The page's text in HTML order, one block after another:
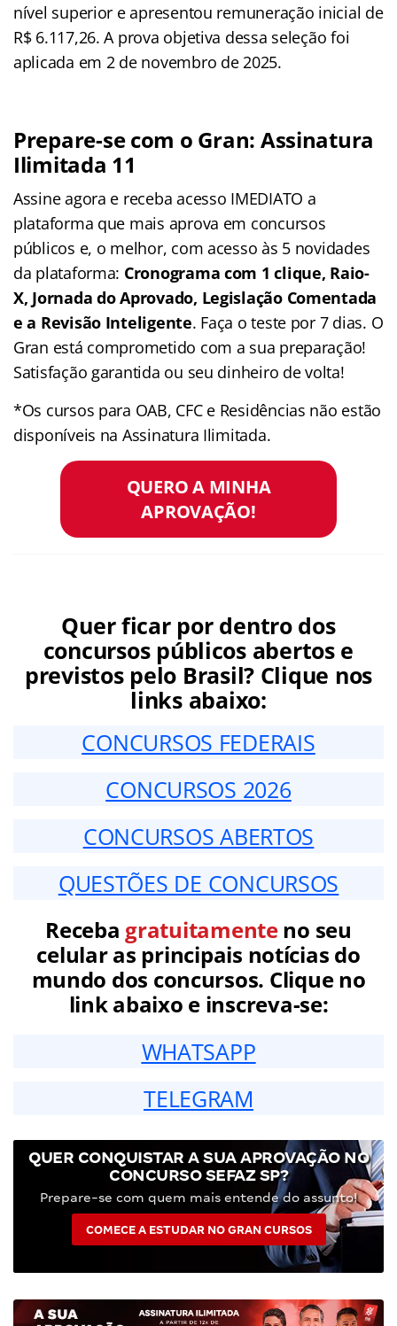
nível superior e apresentou remuneração inicial de
R$ 6.117,26. A prova objetiva dessa seleção foi
aplicada em 2 de novembro de 2025.
Prepare-se com o Gran: Assinatura
Ilimitada 11
Assine agora e receba acesso IMEDIATO a
plataforma que mais aprova em concursos
públicos e, o melhor, com acesso às 5 novidades
da plataforma: Cronograma com 1 clique, Raio-
X, Jornada do Aprovado, Legislação Comentada
e a Revisão Inteligente. Faça o teste por 7 dias. O
Gran está comprometido com a sua preparação!
Satisfação garantida ou seu dinheiro de volta!
*Os cursos para OAB, CFC e Residências não estão
disponíveis na Assinatura Ilimitada.
QUERO A MINHA
APROVAÇÃO!
Quer ficar por dentro dos
concursos públicos abertos e
previstos pelo Brasil? Clique nos
links abaixo:
CONCURSOS FEDERAIS
CONCURSOS 2026
CONCURSOS ABERTOS
QUESTÕES DE CONCURSOS
Receba gratuitamenteno seu
celular as principais notícias do
mundo dos concursos. Clique no
link abaixo e inscreva-se:
WHATSAPP
TELEGRAM
QUER CONQUISTAR A SUA APROVAÇÃO NO
CONCURSO SEFAZ SP?
Prepare-se com quem mais entende do assunto!
COMECE A ESTUDAR NO GRAN CURSOS